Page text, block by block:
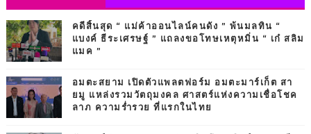
คดีสิ้นสุด “ แม่ค้าออนไลน์คนดัง ” พ้นมลทิน “
แบงค์ ธีระเศรษฐ์ ” แถลงขอโทษเหตุหมิ่น “ เก๋ สลิม
แมค ”
อมตะสยาม เปิดตัวแพลตฟอร์ม อมตะมาร์เก็ต สา
ยมู แหล่งรวมวัตถุมงคล ศาสตร์แห่งความเชื่อโชค
ลาภ ความร่ำรวย ที่แรกในไทย